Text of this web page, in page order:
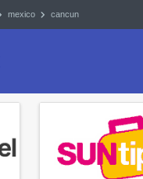
mexico cancun